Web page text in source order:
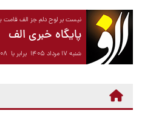
نیست بر لوح دلم جز الف قامت
پایگاه خبری الف
شنبه ۱۷ مرداد ۱۴۰۵ برابر با ۰۸ آگوست ۲۰۲۶